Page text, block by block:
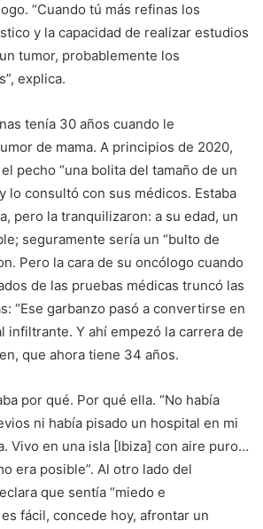
“Cuando tú más refinas los
y la capacidad de realizar estudios
tumor, probablemente los
explica.
tenía 30 años cuando le
de mama. A principios de 2020,
pecho “una bolita del tamaño de un
lo consultó con sus médicos. Estaba
pero la tranquilizaron: a su edad, un
seguramente sería un “bulto de
Pero la cara de su oncólogo cuando
de las pruebas médicas truncó las
“Ese garbanzo pasó a convertirse en
infiltrante. Y ahí empezó la carrera de
que ahora tiene 34 años.
por qué. Por qué ella. “No había
ni había pisado un hospital en mi
Vivo en una isla [Ibiza] con aire puro…
era posible”. Al otro lado del
que sentía “miedo e
fácil, concede hoy, afrontar un